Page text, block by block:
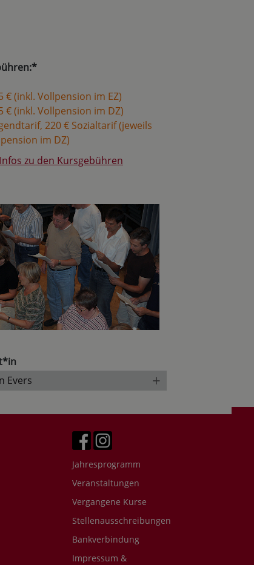
€ (inkl. Vollpension im EZ)
€ (inkl. Vollpension im DZ)
220 € Sozialtarif (jeweils
im DZ)
zu den Kursgebühren
Evers
+
Jahresprogramm
Veranstaltungen
Vergangene Kurse
Stellenausschreibungen
Bankverbindung
Impressum &